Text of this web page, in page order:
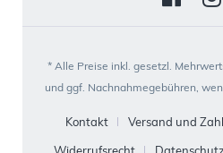
* Alle Preise inkl. gesetzl.
und ggf. Nachnahmegebühren,
Kontakt
Versand und